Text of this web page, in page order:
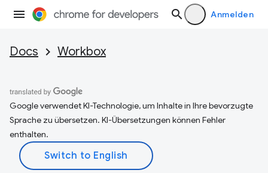
Anmelden
Docs Workbox
Google verwendet KI-Technologie, um Inhalte in Ihre bevorzugte
Sprache zu übersetzen. KI-Übersetzungen können Fehler
enthalten.